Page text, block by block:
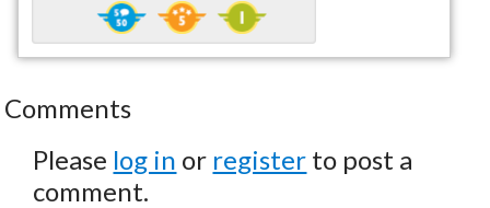
Comments
Please log in or register to post a
comment.